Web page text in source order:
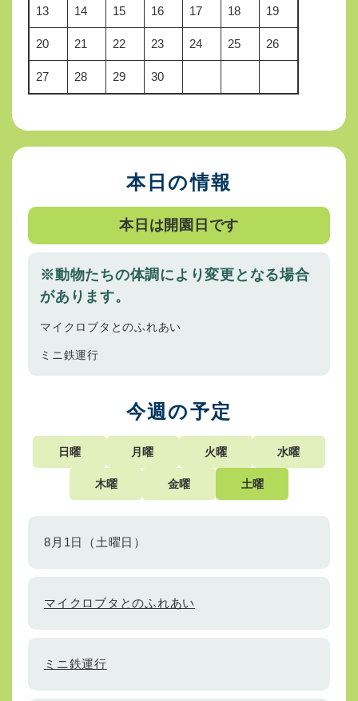
13 14 15 16 17 18 19
20 21 22 23 24 25 26
27 28 29 30
本日の情報
本日は開園日です
※動物たちの体調により変更となる場合
があります。
マイクロブタとのふれあい
ミニ鉄運行
今週の予定
日曜 月曜 火曜 水曜
木曜 金曜 土曜
8月1日（土曜日）
マイクロブタとのふれあい
ミニ鉄運行